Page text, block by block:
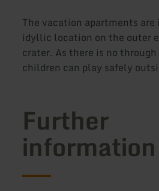
The vacation apartments are
idyllic location on the outer
crater. As there is no
children can play safely
Further
information